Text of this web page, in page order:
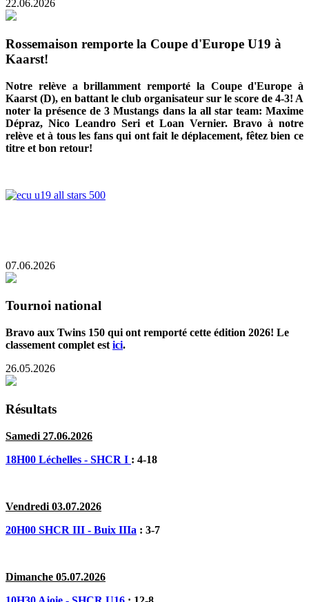
22.06.2026
Rossemaison remporte la Coupe d'Europe U19 à
Kaarst!
Notre relève a brillamment remporté la Coupe d'Europe à
Kaarst (D), en battant le club organisateur sur le score de 4-3! A
noter la présence de 3 Mustangs dans la all star team: Maxime
Dépraz, Nico Leandro Seri et Loan Vernier. Bravo à notre
relève et à tous les fans qui ont fait le déplacement, fêtez bien ce
titre et bon retour!
07.06.2026
Tournoi national
Bravo aux Twins 150 qui ont remporté cette édition 2026! Le
classement complet est ici.
26.05.2026
Résultats
Samedi 27.06.2026
18H00 Léchelles - SHCR I : 4-18
Vendredi 03.07.2026
20H00 SHCR III - Buix IIIa : 3-7
Dimanche 05.07.2026